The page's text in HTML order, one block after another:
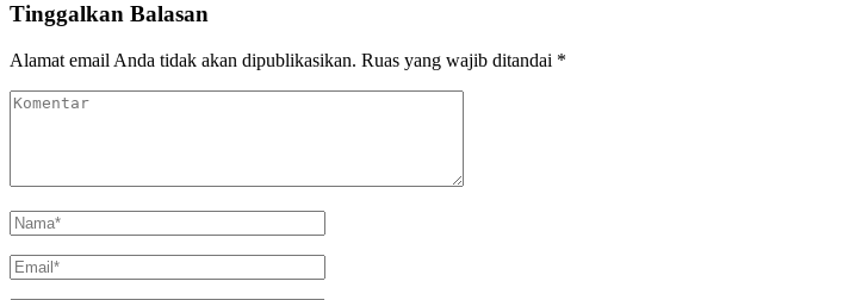
Tinggalkan Balasan
Alamat email Anda tidak akan dipublikasikan. Ruas yang wajib ditandai *